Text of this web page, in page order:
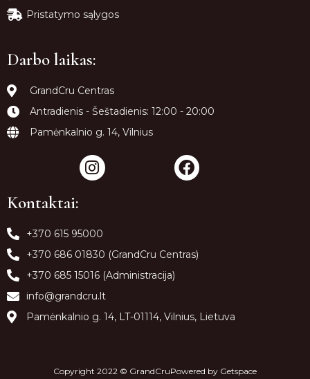
Pristatymo sąlygos
Darbo laikas:
GrandCru Centras
Antradienis - Šeštadienis: 12:00 - 20:00
Pamėnkalnio g. 14, Vilnius
Kontaktai:
+370 615 95000
+370 686 01830 (GrandCru Centras)
+370 685 15016 (Administracija)
info@grandcru.lt
Pamėnkalnio g. 14, LT-01114, Vilnius, Lietuva
Copyright 2022 © GrandCruPowered by Getspace